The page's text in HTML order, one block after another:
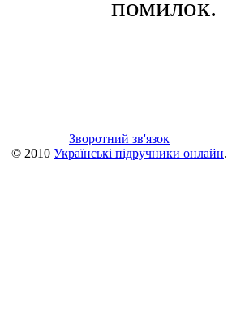
помилок.
Зворотний зв'язок
© 2010 Українські підручники онлайн.